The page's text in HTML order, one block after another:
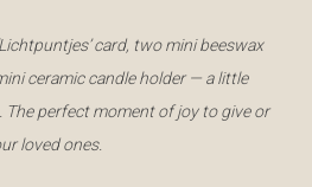
card, two mini beeswax
ceramic candle holder — a little
perfect moment of joy to give or
loved ones.